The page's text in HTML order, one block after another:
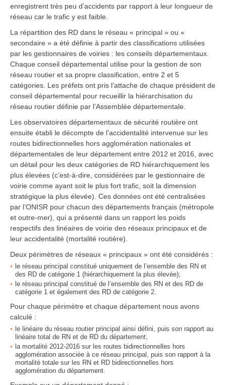
enregistrent très peu d’accidents par rapport à leur longueur de
réseau car le trafic y est faible.
La répartition des RD dans le réseau « principal » ou «
secondaire » a été définie à partir des classifications utilisées
par les gestionnaires de voiries : les conseils départementaux.
Chaque conseil départemental utilise pour la gestion de son
réseau routier et sa propre classification, entre 2 et 5
catégories. Les préfets ont pris l’attache de chaque président de
conseil départemental pour recueillir la hiérarchisation du
réseau routier définie par l’Assemblée départementale.
Les observatoires départementaux de sécurité routière ont
ensuite établi le décompte de l’accidentalité intervenue sur les
routes bidirectionnelles hors agglomération nationales et
départementales de leur département entre 2012 et 2016, avec
un détail pour les deux catégories de RD hiérarchiquement les
plus élevées (c’est-à-dire, considérées par le gestionnaire de
voirie comme ayant soit le plus fort trafic, soit la dimension
stratégique la plus élevée). Ces données ont été centralisées
par l’ONISR pour chacun des départements français (métropole
et outre-mer), qui a présenté dans un rapport les poids
respectifs des linéaires de voirie des réseaux principaux et de
leur accidentalité (mortalité routière).
Deux périmètres de réseaux « principaux » ont été considérés :
le réseau principal constitué uniquement de l’ensemble des RN et
des RD de catégorie 1 (hiérarchiquement la plus élevée);
le réseau principal constitué de l’ensemble des RN et des RD de
catégorie 1 et également des RD de catégorie 2.
Pour chaque périmètre et chaque département nous avons
calculé :
le linéaire du réseau routier principal ainsi défini, puis son rapport au
linéaire total de RN et de RD du département;
la mortalité 2012-2016 sur les routes bidirectionnelles hors
agglomération associée à ce réseau principal, puis son rapport à la
mortalité totale sur les RN et RD bidirectionnelles hors
agglomération du département.